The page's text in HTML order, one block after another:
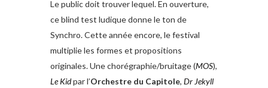
Le public doit trouver lequel. En ouverture,
ce blind test ludique donne le ton de
Synchro. Cette année encore, le festival
multiplie les formes et propositions
originales. Une chorégraphie/bruitage (MOS),
Le Kidpar l’Orchestre du Capitole, Dr Jekyll